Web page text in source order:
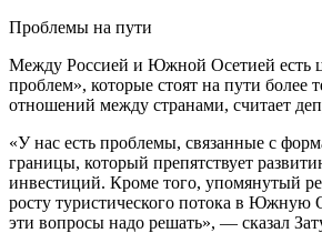
Проблемы на пути
Между Россией и Южной Осетией есть
проблем», которые стоят на пути более
отношений между странами, считает
«У нас есть проблемы, связанные с
границы, который препятствует
инвестиций. Кроме того, упомянутый
росту туристического потока в
эти вопросы надо решать», — сказал